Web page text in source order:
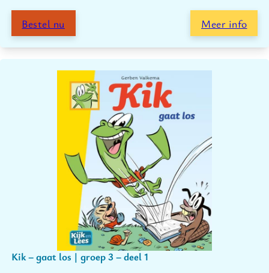
Bestel nu Meer info
Kik – gaat los | groep 3 – deel 1